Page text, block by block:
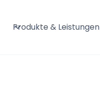
Produkte & Leistungen